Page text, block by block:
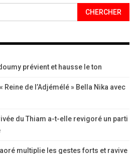
prévient et hausse le ton
Reine de l’Adjémélé » Bella Nika avec
du Thiam a-t-elle revigoré un parti
multiplie les gestes forts et ravive